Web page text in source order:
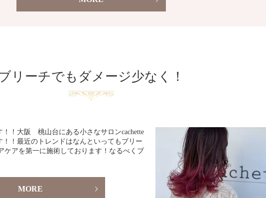
リーチでもダメージ少なく！
！！大阪 桃山台にある小さなサロンcachette
！最近のトレンドはなんといってもブリー
ケアを第一に施術しております！なるべくブ
MORE